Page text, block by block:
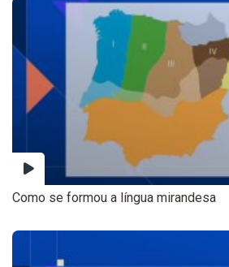
Como se formou a língua mirandesa